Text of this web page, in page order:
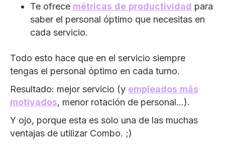
Te ofrece métricas de productividad para
saber el personal óptimo que necesitas en
cada servicio.
Todo esto hace que en el servicio siempre
tengas el personal óptimo en cada turno.
Resultado: mejor servicio (y empleados más
motivados, menor rotación de personal…).
Y ojo, porque esta es solo una de las muchas
ventajas de utilizar Combo. ;)